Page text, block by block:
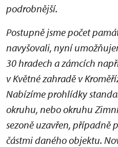
podrobnější.
Postupně jsme počet
navyšovali, nyní
30 hradech a zámcích
v Květné zahradě v
Nabízíme prohlídky
okruhu, nebo okruhu
sezoně uzavřen, případně
částmi daného objektu.